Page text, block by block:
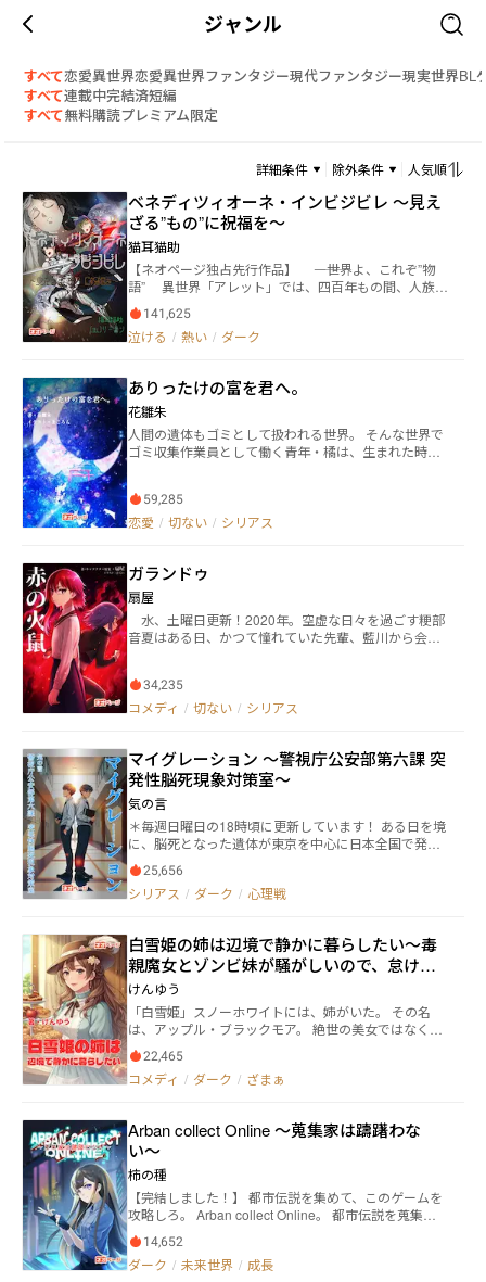
ジャンル
すべて恋愛異世界恋愛異世界ファンタジー現代ファンタジー現実世界BL
すべて連載中完結済短編
すべて無料購読プレミアム限定
詳細条件 除外条件 人気順
ベネディツィオーネ・インビジビレ ～見え
ざる”もの”に祝福を～
猫耳猫助
【ネオページ独占先行作品】 ――――世界よ、これぞ”物
語” 異世界「アレット」では、四百年もの間、人族と
魔族との和平協定「人魔不可侵協定」が存在した。
しかし、ある日突如として魔族側が協定を破棄、人族
側の領土へ侵略を開始する。 魔族に対抗しように
配されてしまう。 打つ手限られた人族は魔族と対抗
する為、次元の断層を発生させ、別世界へと移動する
禁忌魔術「次元転移魔法」を行うが...... 繋がった先
は、もう一つの世界「地球」。 ――西暦二一〇〇
年、日本上空 突如として現れた次元の断層。そこか
言う。 「異世界の方々、どうか私達の世界を助けて下
さい」と。 次元の断層により繋がった二つの世界
は、のちに「マナ」と「電子」を融合させ開発した戦
るが。 果たして、数奇か運命か。 これは、交差す
る二つの世界が織り成す、十一人の群像劇
141,625
泣ける / 熱い / ダーク
ありったけの富を君へ。
花雛朱
人間の遺体もゴミとして扱われる世界。 そんな世界で
ゴミ収集作業員として働く青年・橘は、生まれた時か
しあなたが現状を変えたいと思うのなら、また私の所
へ来て下さい」と言われ、橘の人生は大きく変わって
59,285
恋愛 / 切ない / シリアス
ガランドゥ
扇屋
水、土曜日更新！2020年。空虚な日々を過ごす粳部
音夏はある日、かつて憧れていた先輩、藍川から会い
と言われる。しかしその夜、二人は街を喰らう異形の
怪異に襲われ、彼女は命を奪われかける。藍川は人外
に入れて…… 藍川の正体は何なのか。粳部に宿った
力とは。 これは180年に渡るおとぎ話。 第2部
『赤の火鼠』が連載中！ ガランドゥのHP→https://ougi
ya.jimdofree.com/ カクヨム版→https://kakuyomu.jp/wo
rks/16818093094498790037 小説家になろう版→http
s://ncode.syosetu.com/n9447kc/
34,235
コメディ / 切ない / シリアス
マイグレーション ～警視庁公安部第六課 突
発性脳死現象対策室～
気の言
＊毎週日曜日の18時頃に更新しています！ ある日を境
に、脳死となった遺体が東京を中心に日本全国で発見
された。 発見された遺体には外傷も脳出血もなく、何
の予兆もなしにある日突然に起こることから突発性脳
死現象と呼ばれた。 しかし、この現象は真相とは少し
た。 それが「警視庁公安部第六課 突発性脳死現象対
策室」である。 六課では、なぜか現役の高校生などが
所属する特殊な構成となっていた。 内気な性格の高校
生である伊瀬祐介（いせ ゆうすけ）は、ある事がき
っかけでその六課に特別捜査官として配属されること
になる。 そして伊瀬は、転校先のクラスで隣の席とな
った天野悠真（あまの ゆうま）と出会う。 実は、天
野は伊瀬と同じ六課に所属する特別捜査官であった。
配属初日と転校初日が重なっていた伊瀬は慣れない環
（さとう はるき）、清水咲希（しみず さき）と昼
食を共にコミュニケーションをとっていた。 少しずつ
新しい環境に慣れてきた伊瀬だったが、突如として伊
瀬と天野の二人に事件が起きたことを知らせる一報が
入った。 転校・配属早々に、伊瀬にとって最初の事件
が始まろうとしていた―― ＊この作品はフィクション
です。 実在の人物や団体などとは関係ありません。
25,656
シリアス / ダーク / 心理戦
白雪姫の姉は辺境で静かに暮らしたい〜毒
親魔女とゾンビ妹が騒がしいので、怠け者
公爵との激甘スイーツ生活を死守しま
す！〜
けんゆう
「白雪姫」スノーホワイトには、姉がいた。 その名
は、アップル・ブラックモア。 絶世の美女ではなく、
魔法の才能もない。 平民育ちの義理の姉。 魔女の母親
に育児放棄されて、下働きと家事を押し付けられなが
ら生きてきた彼女。 母親が国王の後妻になり、アップ
約者。辺境の怠け者公爵だった。 アップルを冷遇し、
興味も示さない公爵。 ところが―― 「……このタル
ト、なんかうまくね？」 アップルの唯一の趣味・スイ
ーツ作りで、なぜか公爵が懐きはじめて!? 一方その
頃、スノーホワイトは死と復活を繰り返し、民衆を率
いて革命戦争を始めていた――!? 王妃軍VS革命軍の大
激突。 戦況のカギを握るのは……アップルの手作りス
イーツ⁉ 魔力なし、ルックス普通、家事が取り柄の地
味姉が、スイーツと根性で国を救うまでの、ちょっと
22,465
コメディ / ダーク / ざまぁ
Arban collect Online 〜蒐集家は躊躇わな
い〜
柿の種
【完結しました！】 都市伝説を集めて、このゲームを
攻略しろ。 Arban collect Online。 都市伝説を蒐集
し、都市伝説によって攻略する力を得て、都市伝説に
対抗する新作VRMMO。 様々な思惑が渦巻く世界の中
で、主人公は自らの目的を果たす事が出来るのか。 表
14,652
ダーク / 未来世界 / 成長